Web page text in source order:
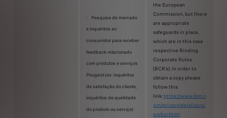
- Pesquisa de mercado
e inquéritos ao
consumidor para receber
feedback relacionado
com produtos e serviços
Peugeot (ex: inquéritos
de satisfação do cliente,
inquéritos de qualidade
do produto ou serviço)
the European
Commission, but there
are appropriate
safeguards in place,
which are in this case
respective Binding
Corporate Rules
(BCR’s). In order to
obtain a copy please
follow this
link: https://www.ibm.c
om/privacy/details/us/
en/bcr.html